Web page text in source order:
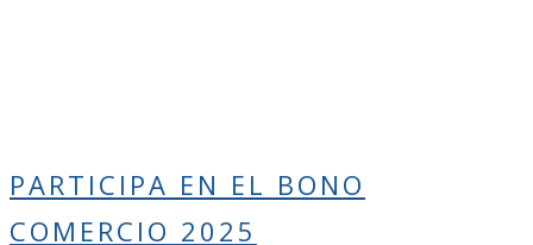
PARTICIPA EN EL BONO
COMERCIO 2025